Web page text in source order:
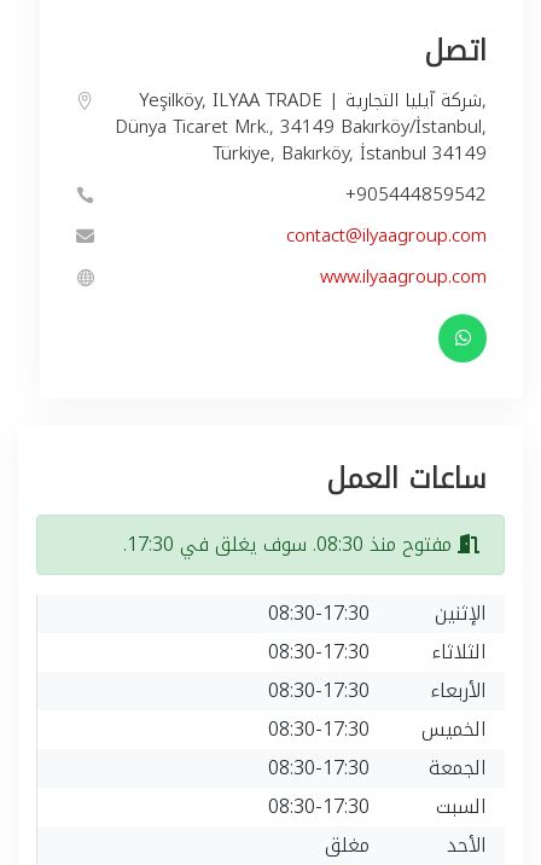
اتصل
Yeşilköy, ILYAA TRADE | شركة آيليا التجارية,
Dünya Ticaret Mrk., 34149 Bakırköy/İstanbul,
Türkiye, Bakırköy, İstanbul 34149
+905444859542
contact@ilyaagroup.com
www.ilyaagroup.com
ساعات العمل
مفتوح منذ 08:30. سوف يغلق في 17:30.
الإثنين
08:30-17:30
الثلاثاء
08:30-17:30
الأربعاء
08:30-17:30
الخميس
08:30-17:30
الجمعة
08:30-17:30
السبت
08:30-17:30
الأحد
مغلق